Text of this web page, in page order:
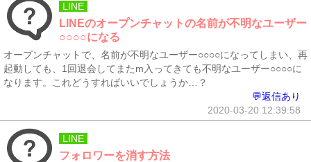
LINE
LINEのオープンチャットの名前が不明なユーザー
○○○○になる
オープンチャットで、名前が不明なユーザー○○○○になってしまい、再
起動しても、1回退会してまたm入ってきても不明なユーザー○○○○に
なります。これどうすればいいでしょうか…？
💬返信あり
2020-03-20 12:39:58
LINE
フォロワーを消す方法